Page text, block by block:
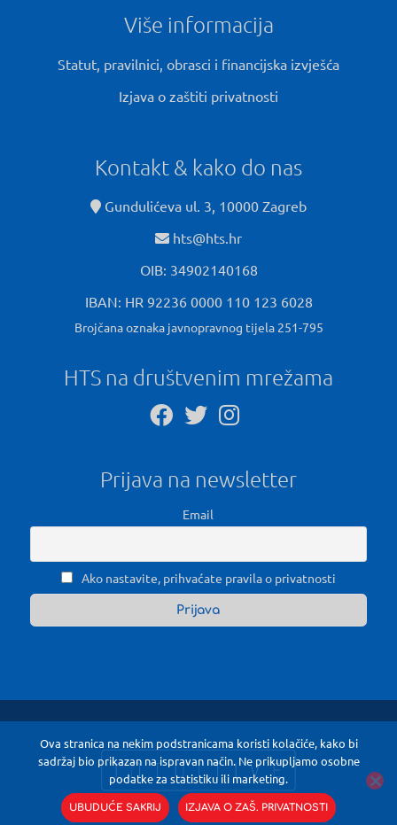
Više informacija
Statut, pravilnici, obrasci i financijska izvješća
Izjava o zaštiti privatnosti
Kontakt & kako do nas
Gundulićeva ul. 3, 10000 Zagreb
hts@hts.hr
OIB: 34902140168
IBAN: HR 92236 0000 110 123 6028
Brojčana oznaka javnopravnog tijela 251-795
HTS na društvenim mrežama
Prijava na newsletter
Email
Ako nastavite, prihvaćate pravila o privatnosti
Ova stranica na nekim podstranicama koristi kolačiće, kako bi
sadržaj bio prikazan na ispravan način. Ne prikupljamo osobne
podatke za statistiku ili marketing.
UBUDUĆE SAKRIJ IZJAVA O ZAŠ. PRIVATNOSTI